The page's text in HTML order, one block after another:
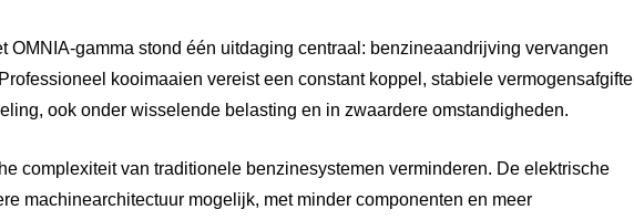
OMNIA-gamma stond één uitdaging centraal: benzineaandrijving vervangen
kooimaaien vereist een constant koppel, stabiele vermogensafgifte
ook onder wisselende belasting en in zwaardere omstandigheden.
complexiteit van traditionele benzinesystemen verminderen. De elektrische
machinearchitectuur mogelijk, met minder componenten en meer